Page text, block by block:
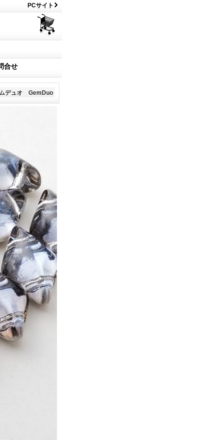
PCサイト
合せ
デュオ GemDuo